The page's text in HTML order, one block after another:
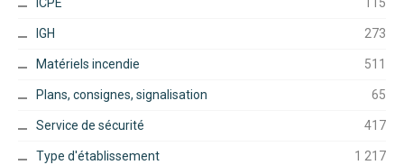
IGH 273
Matériels incendie 511
Plans, consignes, signalisation 65
Service de sécurité 417
Type d'établissement 1 217